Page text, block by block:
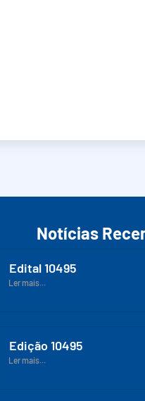
Notícias
Edital 10495
Ler mais...
Edição 10495
Ler mais...